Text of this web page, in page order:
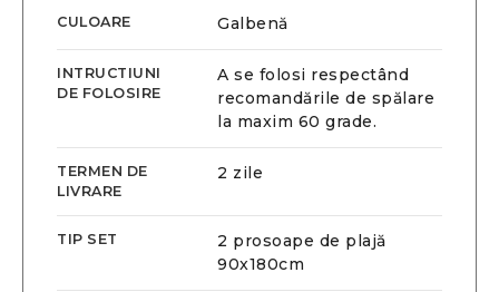
CULOARE Galbenă
INTRUCTIUNI
DE FOLOSIRE
A se folosi respectând
recomandările de spălare
la maxim 60 grade.
TERMEN DE
LIVRARE
2 zile
TIP SET
2 prosoape de plajă
90x180cm